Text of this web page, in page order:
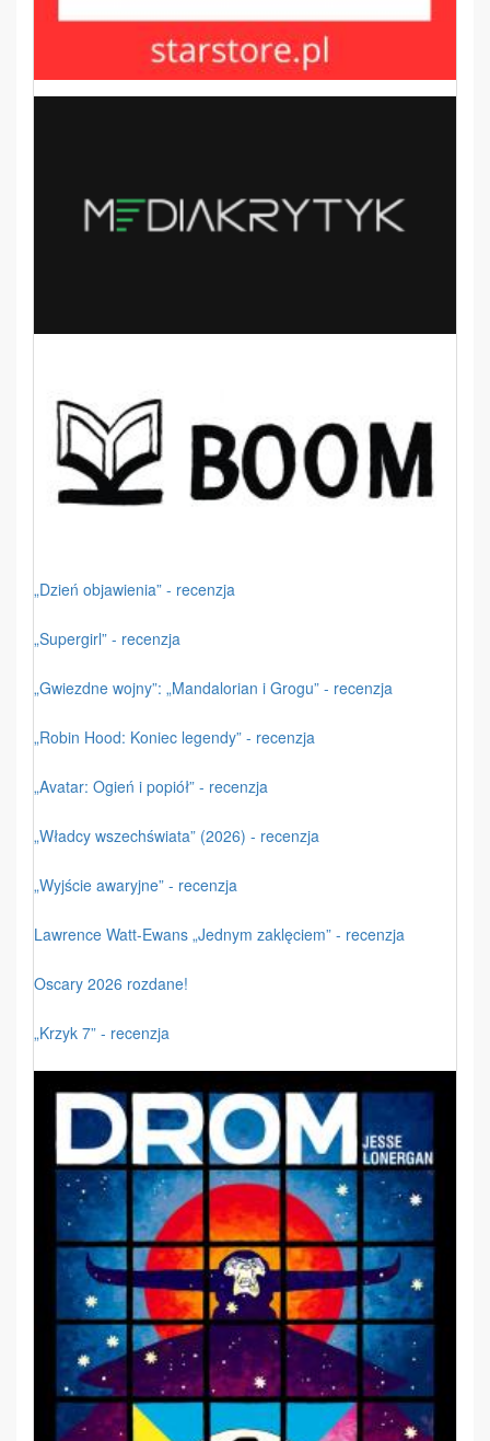
„Dzień objawienia” - recenzja
„Supergirl” - recenzja
„Gwiezdne wojny”: „Mandalorian i Grogu” - recenzja
„Robin Hood: Koniec legendy” - recenzja
„Avatar: Ogień i popiół” - recenzja
„Władcy wszechświata” (2026) - recenzja
„Wyjście awaryjne” - recenzja
Lawrence Watt-Ewans „Jednym zaklęciem” - recenzja
Oscary 2026 rozdane!
„Krzyk 7” - recenzja